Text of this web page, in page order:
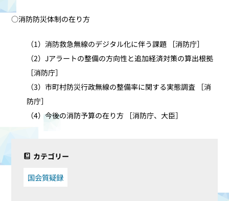
○消防防災体制の在り方
（1）消防救急無線のデジタル化に伴う課題 ［消防庁］
（2）Jアラートの整備の方向性と追加経済対策の算出根拠
［消防庁］
（3）市町村防災行政無線の整備率に関する実態調査 ［消
防庁］
（4）今後の消防予算の在り方 ［消防庁、大臣］
カテゴリー
国会質疑録